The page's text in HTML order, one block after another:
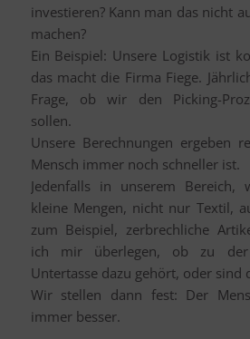
investieren? Kann man das nicht
machen?
Ein Beispiel: Unsere Logistik ist
das macht die Firma Fiege.
Frage, ob wir den Picking-
sollen.
Unsere Berechnungen ergeben
Mensch immer noch schneller ist.
Jedenfalls in unserem
kleine Mengen, nicht nur Textil,
zum Beispiel, zerbrechliche
ich mir überlegen, ob zu
Untertasse dazu gehört, oder sind
Wir stellen dann fest: Der
immer besser.